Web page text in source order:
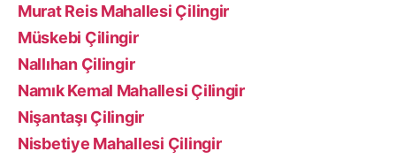
Murat Reis Mahallesi Çilingir
Müskebi Çilingir
Nallıhan Çilingir
Namık Kemal Mahallesi Çilingir
Nişantaşı Çilingir
Nisbetiye Mahallesi Çilingir